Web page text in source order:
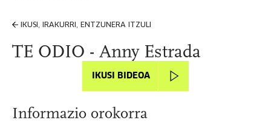
IKUSI, IRAKURRI, ENTZUNERA ITZULI
TE ODIO - Anny Estrada
IKUSI BIDEOA
Informazio orokorra